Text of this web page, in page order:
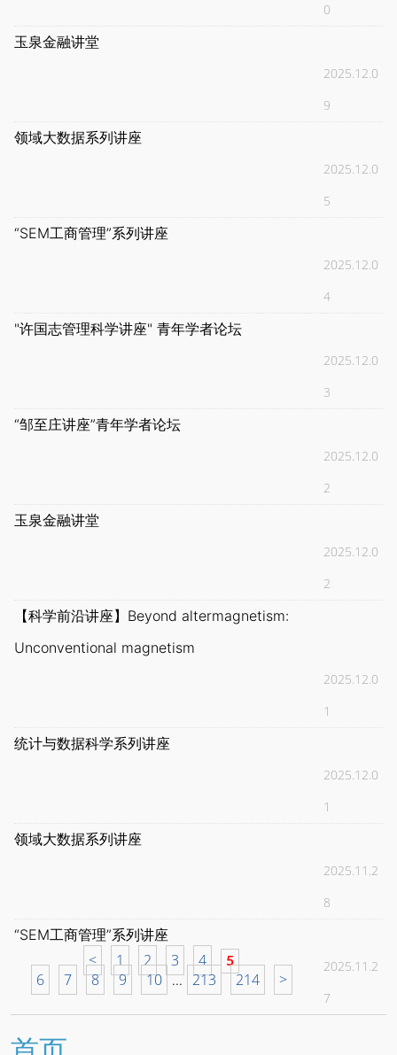
0
玉泉金融讲堂
2025.12.0
9
领域大数据系列讲座
2025.12.0
5
“SEM工商管理”系列讲座
2025.12.0
4
"许国志管理科学讲座" 青年学者论坛
2025.12.0
3
“邹至庄讲座”青年学者论坛
2025.12.0
2
玉泉金融讲堂
2025.12.0
2
【科学前沿讲座】Beyond altermagnetism:
Unconventional magnetism
2025.12.0
1
统计与数据科学系列讲座
2025.12.0
1
领域大数据系列讲座
2025.11.2
8
“SEM工商管理”系列讲座
2025.11.2
7
< 1 2 3 4 5
6 7 8 9 10 ... 213 214 >